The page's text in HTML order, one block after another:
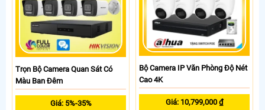
Trọn Bộ Camera Quan Sát Có
Màu Ban Đêm
Giá: 5%-35%
Bộ Camera IP Văn Phòng Độ Nét
Cao 4K
Giá: 10,799,000 ₫